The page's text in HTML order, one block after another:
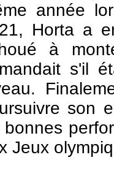
année
Horta a
à
s'il
son
bonnes
Jeux